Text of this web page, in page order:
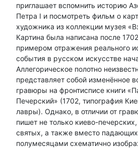
приглашает вспомнить историю
Петра I и посмотреть фильм о
художника из коллекции музея
Картина была написана после
примером отражения реального
события в русском искусстве
Аллегорическое полотно
представляет собой изменённое
гравюры на фронтисписе книги
Печерский» (1702, типография
лавры). Однако, в отличии от
пишет не только киево-
святых, а также вместо
полумесяцами схематично